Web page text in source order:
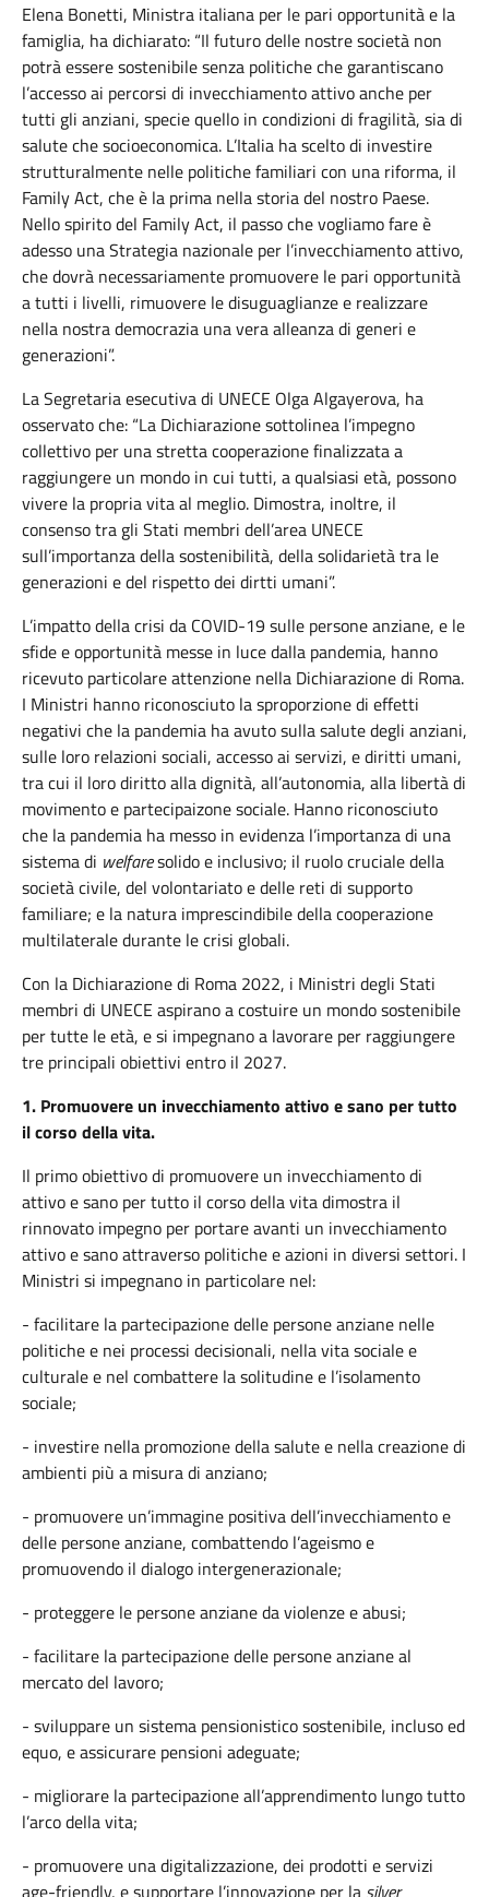
Elena Bonetti, Ministra italiana per le pari opportunitàe la
famiglia, hadichiarato: “Il futurodelle nostresocietà non
potràesseresostenibilesenza politicheche garantiscano
l’accessoai percorsi di invecchiamentoattivoanche per
tutti gli anziani, speciequello in condizioni di fragilità, siadi
salutechesocioeconomica. L’Italia ha scelto di investire
strutturalmente nelle politiche familiari con una riforma, il
Family Act, che è la prima nella storia del nostro Paese.
Nello spirito del Family Act, il passo che vogliamo fare è
adesso una Strategia nazionale per l’invecchiamento attivo,
che dovrà necessariamente promuovere le pari opportunità
a tutti i livelli, rimuovere le disuguaglianze e realizzare
nella nostra democrazia una vera alleanza di generi e
generazioni”.
LaSegretariaesecutivadi UNECE OlgaAlgayerova, ha
osservatoche: “La Dichiarazionesottolinea l’impegno
collettivo per unastrettacooperazionefinalizzataa
raggiungere un mondo in cui tutti, aqualsiasi età, possono
vivere la propria vita al meglio. Dimostra, inoltre, il
consensotra gli Stati membri dell’area UNECE
sull’importanzadellasostenibilità, dellasolidarietàtra le
generazioni e del rispettodei dirtti umani”.
L’impattodellacrisi da COVID-19sulle personeanziane, e le
sfideeopportunità messe in lucedalla pandemia, hanno
ricevuto particolareattenzione nella Dichiarazionedi Roma.
I Ministri hanno riconosciuto lasproporzionedi effetti
negativi che la pandemia haavutosullasalutedegli anziani,
sulle loro relazioni sociali, accesso ai servizi, ediritti umani,
tracui il lorodirittoalladignità, all’autonomia, alla libertàdi
movimentoe partecipaizonesociale. Hanno riconosciuto
che la pandemia ha messo in evidenza l’importanzadi una
sistemadi welfaresolidoe inclusivo; il ruolocrucialedella
societàcivile, del volontariatoedelle reti di supporto
familiare; e la natura imprescindibiledellacooperazione
multilateraledurante lecrisi globali.
Con la Dichiarazionedi Roma 2022, i Ministri degli Stati
membri di UNECE aspiranoacostuire un mondosostenibile
pertutte leetà, esi impegnanoa lavorare per raggiungere
tre principali obiettivi entro il 2027.
1. Promuovere un invecchiamento attivo esano pertutto
ilcorso dellavita.
Il primoobiettivodi promuovere un invecchiamentodi
attivoesano pertutto il corsodellavitadimostra il
rinnovato impegno per portareavanti un invecchiamento
attivoesanoattraverso politicheeazioni in diversi settori. I
Ministri si impegnano in particolare nel:
- facilitare la partecipazione delle persone anziane nelle
politiche e nei processi decisionali, nella vita sociale e
culturale e nel combattere la solitudine e l’isolamento
sociale;
- investire nella promozione della salute e nella creazione di
ambienti più a misura di anziano;
- promuovere un’immagine positiva dell’invecchiamento e
delle persone anziane, combattendo l’ageismoe
promuovendo il dialogo intergenerazionale;
- proteggere le persone anziane da violenze e abusi;
- facilitare la partecipazione delle persone anziane al
mercato del lavoro;
- sviluppare un sistema pensionistico sostenibile, incluso ed
equo, e assicurare pensioni adeguate;
- migliorare la partecipazione all’apprendimento lungo tutto
l’arco della vita;
- promuovere una digitalizzazione, dei prodotti e servizi
age-friendly, e supportare l’innovazione per la silver